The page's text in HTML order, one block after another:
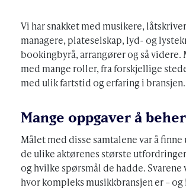
Vi har snakket med musikere,
managere, plateselskap, lyd- og
bookingbyrå, arrangører og så videre.
med mange roller, fra forskjellige
med ulik fartstid og erfaring i bransjen.
Mange oppgaver å
Målet med disse samtalene var å finne
de ulike aktørenes største
og hvilke spørsmål de hadde. Svarene
hvor kompleks musikkbransjen er –